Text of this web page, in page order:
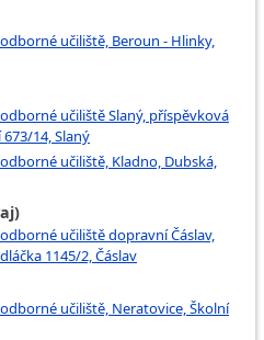
učiliště, Beroun - Hlinky,
učiliště Slaný, příspěvková
14, Slaný
učiliště, Kladno, Dubská,
učiliště dopravní Čáslav,
1145/2, Čáslav
učiliště, Neratovice, Školní